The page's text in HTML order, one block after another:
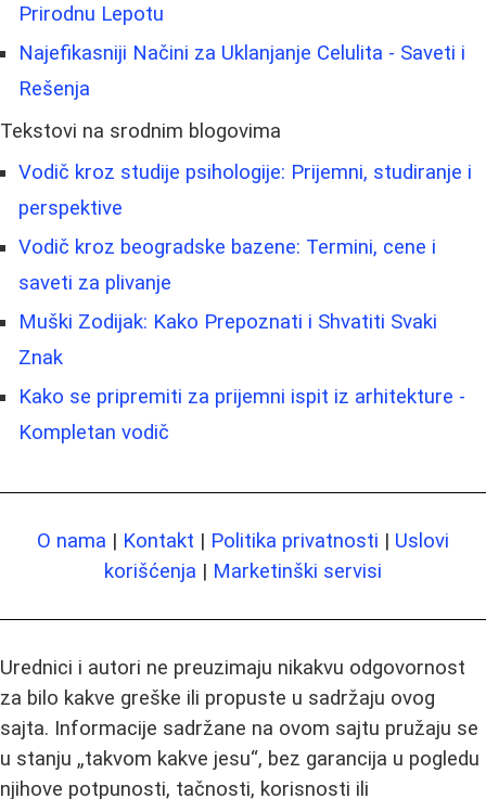
Prirodnu Lepotu
Najefikasniji Načini za Uklanjanje Celulita - Saveti i
Rešenja
Tekstovi na srodnim blogovima
Vodič kroz studije psihologije: Prijemni, studiranje i
perspektive
Vodič kroz beogradske bazene: Termini, cene i
saveti za plivanje
Muški Zodijak: Kako Prepoznati i Shvatiti Svaki
Znak
Kako se pripremiti za prijemni ispit iz arhitekture -
Kompletan vodič
O nama | Kontakt | Politika privatnosti | Uslovi
korišćenja | Marketinški servisi
Urednici i autori ne preuzimaju nikakvu odgovornost
za bilo kakve greške ili propuste u sadržaju ovog
sajta. Informacije sadržane na ovom sajtu pružaju se
u stanju „takvom kakve jesu“, bez garancija u pogledu
njihove potpunosti, tačnosti, korisnosti ili